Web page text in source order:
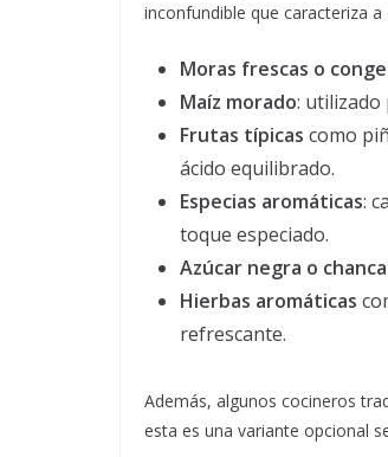
inconfundible que caracteriza
Moras frescas o
Maíz morado: utilizado
Frutas típicas como
ácido equilibrado.
Especias aromáticas:
toque especiado.
Azúcar negra o
Hierbas aromáticas
refrescante.
Además, algunos cocineros
esta es una variante opcional